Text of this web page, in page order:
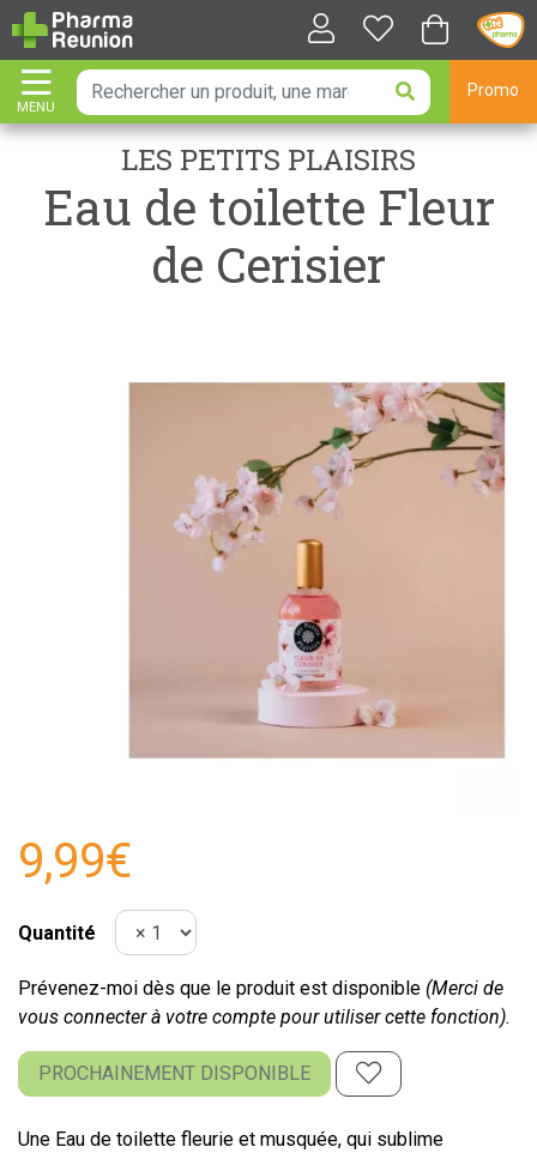
MENU
AFFICHER LA NAVIGATION
Promo
LES PETITS PLAISIRS
Eau de toilette Fleur
de Cerisier
9,99€
Quantité
Prévenez-moi dès que le produit est disponible (Merci de
vous connecter à votre compte pour utiliser cette fonction).
PROCHAINEMENT DISPONIBLE
Une Eau de toilette fleurie et musquée, qui sublime